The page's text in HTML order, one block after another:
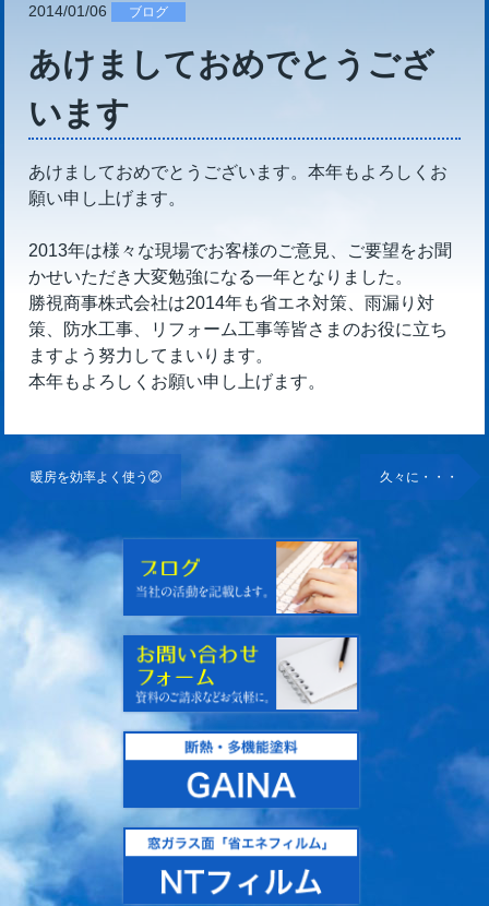
2014/01/06 ブログ
あけましておめでとうござ
います
あけましておめでとうございます。本年もよろしくお
願い申し上げます。
2013年は様々な現場でお客様のご意見、ご要望をお聞
かせいただき大変勉強になる一年となりました。
勝視商事株式会社は2014年も省エネ対策、雨漏り対
策、防水工事、リフォーム工事等皆さまのお役に立ち
ますよう努力してまいります。
本年もよろしくお願い申し上げます。
暖房を効率よく使う② 久々に・・・